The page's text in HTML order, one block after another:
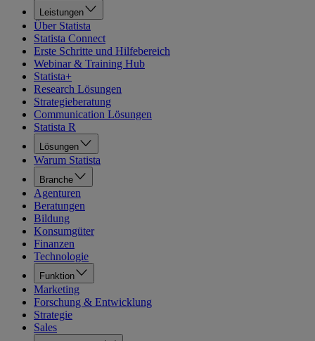
Leistungen
Über Statista
Statista Connect
Erste Schritte und Hilfebereich
Webinar & Training Hub
Statista+
Research Lösungen
Strategieberatung
Communication Lösungen
Statista R
Lösungen
Warum Statista
Branche
Agenturen
Beratungen
Bildung
Konsumgüter
Finanzen
Technologie
Funktion
Marketing
Forschung & Entwicklung
Strategie
Sales